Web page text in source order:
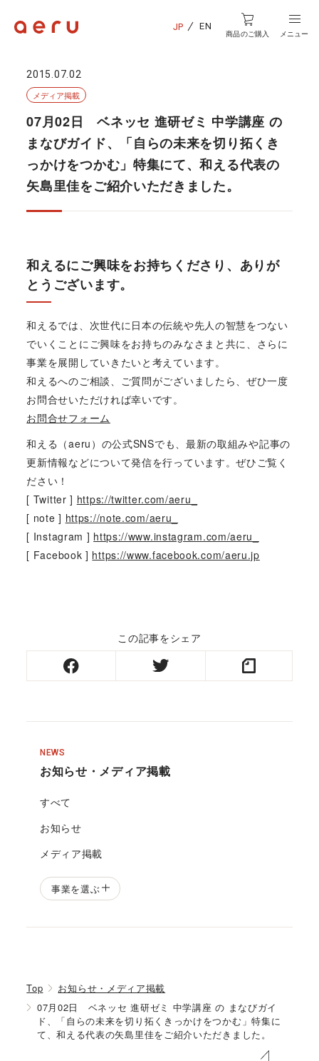
JP EN
商品のご購入 メニュー
2015.07.02
メディア掲載
07月02日 ベネッセ 進研ゼミ 中学講座 の
まなびガイド、「自らの未来を切り拓くき
っかけをつかむ」特集にて、和える代表の
矢島里佳をご紹介いただきました。
和えるにご興味をお持ちくださり、ありが
とうございます。
和えるでは、次世代に日本の伝統や先人の智慧をつない
でいくことにご興味をお持ちのみなさまと共に、さらに
事業を展開していきたいと考えています。
和えるへのご相談、ご質問がございましたら、ぜひ一度
お問合せいただければ幸いです。
お問合せフォーム
和える（aeru）の公式SNSでも、最新の取組みや記事の
更新情報などについて発信を行っています。ぜひご覧く
ださい！
[ Twitter ] https://twitter.com/aeru_
[ note ] https://note.com/aeru_
[ Instagram ] https://www.instagram.com/aeru_
[ Facebook ] https://www.facebook.com/aeru.jp
この記事をシェア
NEWS
お知らせ・メディア掲載
すべて
お知らせ
メディア掲載
事業を選ぶ
Top
お知らせ・メディア掲載
07月02日 ベネッセ 進研ゼミ 中学講座 の まなびガイ
ド、「自らの未来を切り拓くきっかけをつかむ」特集に
て、和える代表の矢島里佳をご紹介いただきました。